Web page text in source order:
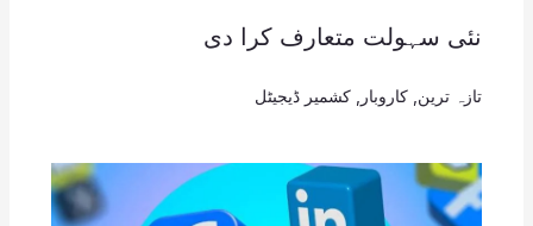
نئی سہولت متعارف کرا دی
تازہ ترین کاروبار کشمیر ڈیجیٹل